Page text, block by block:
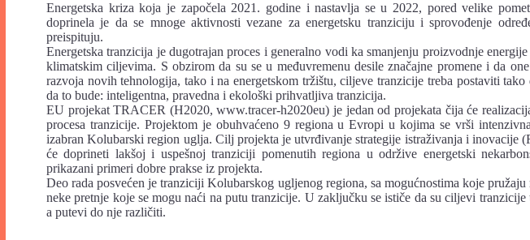
Energetska kriza koja je započela 2021. godine i nastavlja se u 2022, pored velike
doprinela je da se mnoge aktivnosti vezane za energetsku tranziciju i sprovođenje
preispituju.
Energetska tranzicija je dugotrajan proces i generalno vodi ka smanjenju proizvodnje
klimatskim ciljevima. S obzirom da su se u međuvremenu desile značajne promene i da
razvoja novih tehnologija, tako i na energetskom tržištu, ciljeve tranzicije treba postaviti tako
da to bude: inteligentna, pravedna i ekološki prihvatljiva tranzicija.
EU projekat TRACER (H2020, www.tracer-h2020eu) je jedan od projekata čija će
procesa tranzicije. Projektom je obuhvaćeno 9 regiona u Evropi u kojima se vrši
izabran Kolubarski region uglja. Cilj projekta je utvrđivanje strategije istraživanja i inovacije
će doprineti lakšoj i uspešnoj tranziciji pomenutih regiona u održive energetski
prikazani primeri dobre prakse iz projekta.
Deo rada posvećen je tranziciji Kolubarskog ugljenog regiona, sa mogućnostima koje
neke pretnje koje se mogu naći na putu tranzicije. U zaključku se ističe da su ciljevi
a putevi do nje različiti.